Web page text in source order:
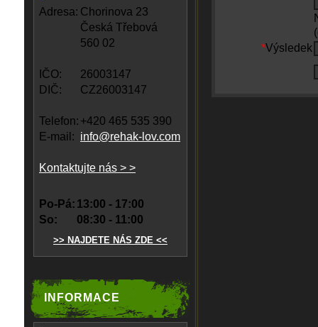
Adresa: Chorinova 23
Česká Třebová
560 02
IČO:
26003147
DIČ:
CZ26003147
Telefon: +420 465 535 390
E-mail: info@rehak-lov.com
Kontaktujte nás > >
Po-Pá: 13:00 - 17:00
So:
08:30 - 11:00
>> NAJDETE NÁS ZDE <<
INFORMACE
*Výsledek